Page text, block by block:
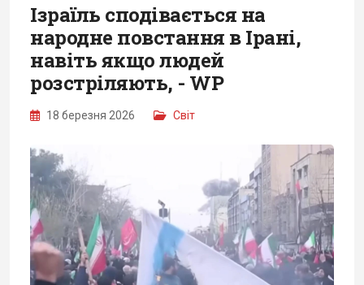
Ізраїль сподівається на
народне повстання в Ірані,
навіть якщо людей
розстріляють, - WP
18 березня 2026 Світ